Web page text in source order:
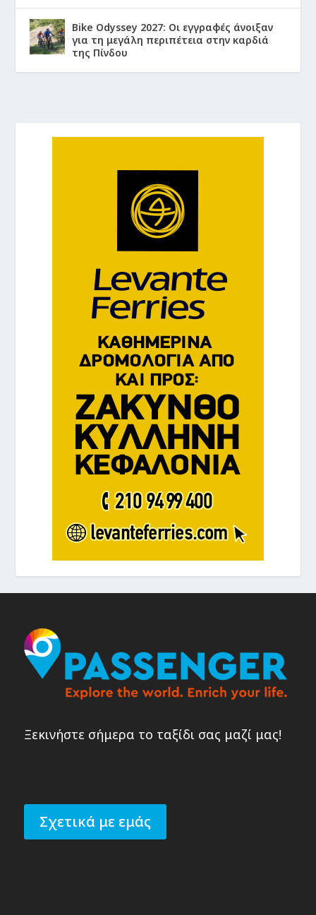
Bike Odyssey 2027: Οι εγγραφές άνοιξαν
για τη μεγάλη περιπέτεια στην καρδιά
της Πίνδου
Ξεκινήστε σήμερα το ταξίδι σας μαζί μας!
Σχετικά με εμάς